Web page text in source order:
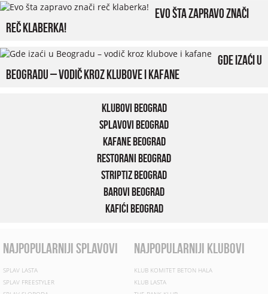
Evo šta zapravo znači
reč klaberka!
Gde izaći u
Beogradu – vodič kroz klubove i kafane
Klubovi Beograd
Splavovi Beograd
Kafane Beograd
Restorani Beograd
Striptiz Beograd
Barovi Beograd
Kafići Beograd
najpopularniji splavovi
SPLAV LASTA
SPLAV FREESTYLER
najpopularniji klubovi
KLUB KOMITET BETON HALA
KLUB LASTA